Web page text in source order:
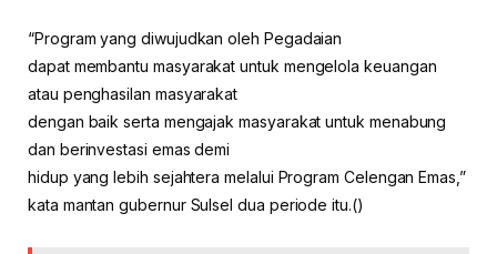
“Program yang diwujudkan oleh Pegadaian
dapat membantu masyarakat untuk mengelola keuangan
atau penghasilan masyarakat
dengan baik serta mengajak masyarakat untuk menabung
dan berinvestasi emas demi
hidup yang lebih sejahtera melalui Program Celengan Emas,”
kata mantan gubernur Sulsel dua periode itu.()